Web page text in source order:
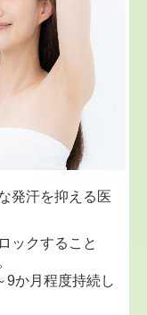
発汗を抑える医
ックすること
9か月程度持続し